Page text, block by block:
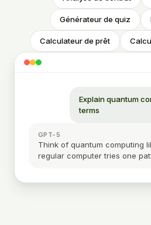
Générateur de quiz
Calculateur de prêt
Explain quantum
terms
GPT-5
Think of quantum computing
regular computer tries one